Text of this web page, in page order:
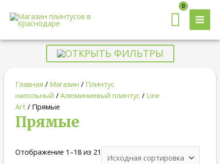
Главная / Магазин / Плинтус
напольный / Алюминиевый плинтус/ Line
Art/ Прямые
Прямые
Отображение 1–18 из 21
ОТКРЫТЬ ФИЛЬТРЫ